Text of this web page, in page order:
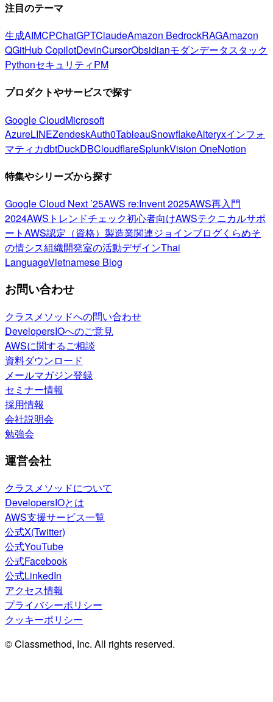
注目のテーマ
生成AIMCPChatGPTClaudeAmazon BedrockRAGAmazon
QGitHub CopilotDevinCursorObsidianモダンデータスタック
PythonセキュリティPM
プロダクトやサービスで探す
Google CloudMicrosoft
AzureLINEZendeskAuth0TableauSnowflakeAlteryxインフォ
マティカdbtDuckDBCloudflareSplunkVision OneNotion
特集やシリーズから探す
Google Cloud Next ’25AWS re:Invent 2025AWS再入門
2024AWSトレンドチェック初心者向けAWSテクニカルサポ
ートAWS認定（資格） 製造業関連ジョインブログくらめそ
の情シス組織開発室の活動デザインThai
LanguageVietnamese Blog
お問い合わせ
クラスメソッドへの問い合わせ
DevelopersIOへのご意見
AWSに関するご相談
資料ダウンロード
メールマガジン登録
セミナー情報
採用情報
会社説明会
勉強会
運営会社
クラスメソッドについて
DevelopersIOとは
AWS支援サービス一覧
公式X(Twitter)
公式YouTube
公式Facebook
公式LinkedIn
アクセス情報
プライバシーポリシー
クッキーポリシー
© Classmethod, Inc. All rights reserved.